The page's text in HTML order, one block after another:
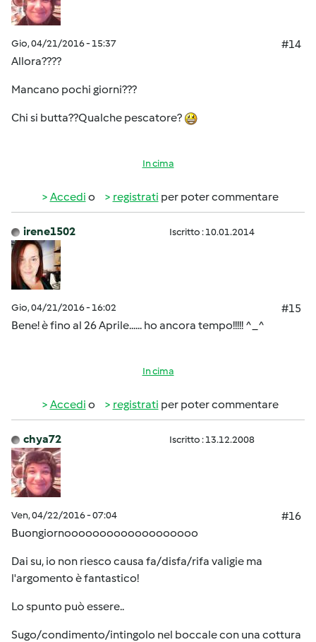
Gio, 04/21/2016 - 15:37
#14
Allora????
Mancano pochi giorni???
Chi si butta??Qualche pescatore?
In cima
Accedi o registrati per poter commentare
irene1502 Iscritto : 10.01.2014
Gio, 04/21/2016 - 16:02
#15
Bene! è fino al 26 Aprile...... ho ancora tempo!!!!! ^_^
In cima
Accedi o registrati per poter commentare
chya72 Iscritto : 13.12.2008
Ven, 04/22/2016 - 07:04
#16
Buongiornooooooooooooooooooo
Dai su, io non riesco causa fa/disfa/rifa valigie ma
l'argomento è fantastico!
Lo spunto può essere..
Sugo/condimento/intingolo nel boccale con una cottura